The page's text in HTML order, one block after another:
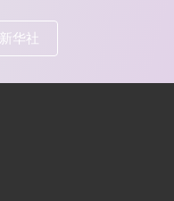
新华社